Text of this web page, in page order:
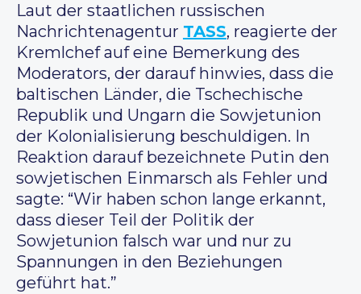
Laut der staatlichen russischen
Nachrichtenagentur TASS, reagierte der
Kremlchef auf eine Bemerkung des
Moderators, der darauf hinwies, dass die
baltischen Länder, die Tschechische
Republik und Ungarn die Sowjetunion
der Kolonialisierung beschuldigen. In
Reaktion darauf bezeichnete Putin den
sowjetischen Einmarsch als Fehler und
sagte: “Wir haben schon lange erkannt,
dass dieser Teil der Politik der
Sowjetunion falsch war und nur zu
Spannungen in den Beziehungen
geführt hat.”